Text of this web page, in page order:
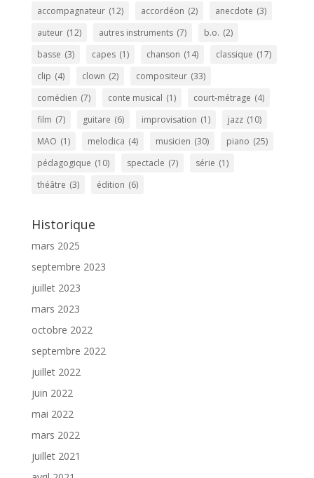
accompagnateur (12) accordéon (2) anecdote (3)
auteur (12) autres instruments (7) b.o. (2)
basse (3) capes (1) chanson (14) classique (17)
clip (4) clown (2) compositeur (33)
comédien (7) conte musical (1) court-métrage (4)
film (7) guitare (6) improvisation (1) jazz (10)
MAO (1) melodica (4) musicien (30) piano (25)
pédagogique (10) spectacle (7) série (1)
théâtre (3) édition (6)
Historique
mars 2025
septembre 2023
juillet 2023
mars 2023
octobre 2022
septembre 2022
juillet 2022
juin 2022
mai 2022
mars 2022
juillet 2021